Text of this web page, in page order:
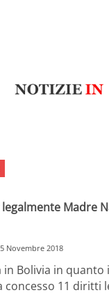
Madre
5 Novembre 2018
Bolivia in quanto
concesso 11 diritti